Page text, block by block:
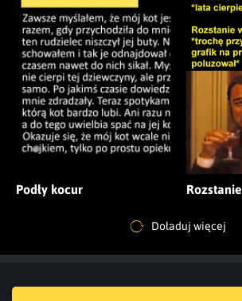
Podły kocur Rozstanie
Doładuj więcej